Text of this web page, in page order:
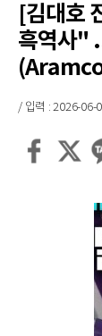
[김대호
흑역사"
/ 입력 : 2026-06-